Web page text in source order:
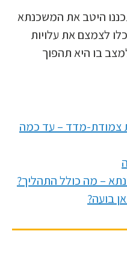
היטב את המשכנתא
לצמצם את עלויות
בו היא תהפוך
מדד – עד כמה
– מה כולל התהליך?